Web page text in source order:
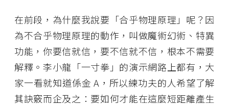
在前段，為什麼我說要「合乎物理原理」呢？因
為不合乎物理原理的動作，叫做魔術幻術、特異
功能，你要信就信，要不信就不信，根本不需要
解釋。李小龍「一寸拳」的演示網路上都有，大
家一看就知道係金 A，所以練功夫的人希望了解
其訣竅而企及之：要如何才能在這麼短距離產生